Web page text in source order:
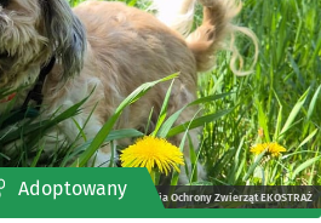
Stowarzyszenia Ochrony Zwierząt EKOSTRAŻ
Adoptowany